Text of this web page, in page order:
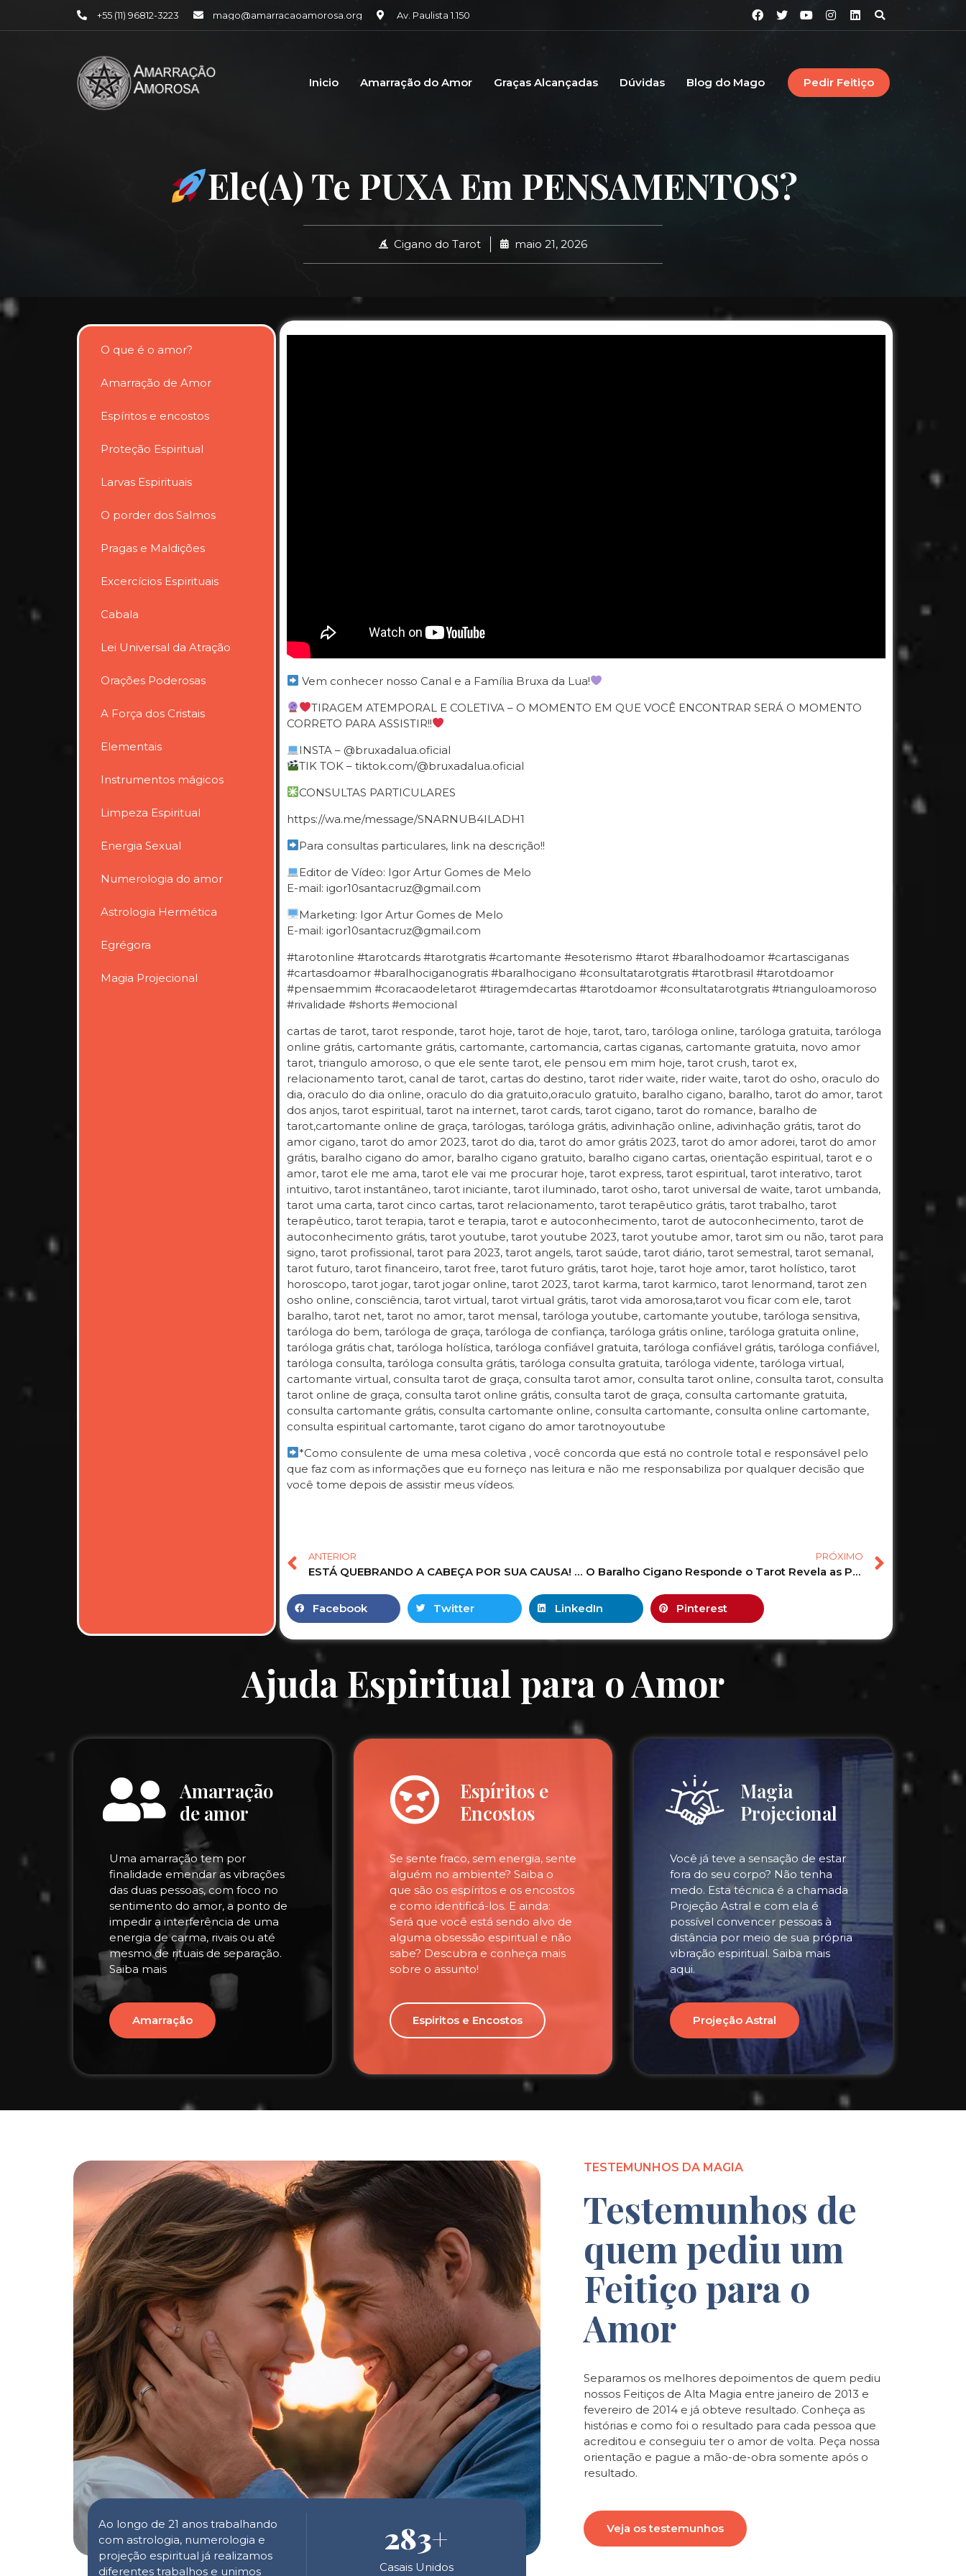
+55 (11) 96812-3223 mago@amarracaoamorosa.org Av. Paulista 1.150
Inicio Amarração do Amor Graças Alcançadas Dúvidas Blog do Mago Pedir Feitiço
Ele(a) Te PUXA Em PENSAMENTOS?
Cigano do Tarot maio 21, 2026
O que é o amor?
Amarração de Amor
Espíritos e encostos
Proteção Espiritual
Larvas Espirituais
O porder dos Salmos
Pragas e Maldições
Excercícios Espirituais
Cabala
Lei Universal da Atração
Orações Poderosas
A Força dos Cristais
Elementais
Instrumentos mágicos
Limpeza Espiritual
Energia Sexual
Numerologia do amor
Astrologia Hermética
Egrégora
Magia Projecional
Vem conhecer nosso Canal e a Família Bruxa da Lua!
TIRAGEM ATEMPORAL E COLETIVA – O MOMENTO EM QUE VOCÊ ENCONTRAR SERÁ O MOMENTO
CORRETO PARA ASSISTIR!!
INSTA – @bruxadalua.oficial
TIK TOK – tiktok.com/@bruxadalua.oficial
CONSULTAS PARTICULARES
https://wa.me/message/SNARNUB4ILADH1
Para consultas particulares, link na descrição!!
Editor de Vídeo: Igor Artur Gomes de Melo
E-mail: igor10santacruz@gmail.com
Marketing: Igor Artur Gomes de Melo
E-mail: igor10santacruz@gmail.com
#tarotonline #tarotcards #tarotgratis #cartomante #esoterismo #tarot #baralhodoamor #cartasciganas
#cartasdoamor #baralhociganogratis #baralhocigano #consultatarotgratis #tarotbrasil #tarotdoamor
#pensaemmim #coracaodeletarot #tiragemdecartas #tarotdoamor #consultatarotgratis #trianguloamoroso
#rivalidade #shorts #emocional
cartas de tarot, tarot responde, tarot hoje, tarot de hoje, tarot, taro, taróloga online, taróloga gratuita, taróloga
online grátis, cartomante grátis, cartomante, cartomancia, cartas ciganas, cartomante gratuita, novo amor
tarot, triangulo amoroso, o que ele sente tarot, ele pensou em mim hoje, tarot crush, tarot ex,
relacionamento tarot, canal de tarot, cartas do destino, tarot rider waite, rider waite, tarot do osho, oraculo do
dia, oraculo do dia online, oraculo do dia gratuito,oraculo gratuito, baralho cigano, baralho, tarot do amor, tarot
dos anjos, tarot espiritual, tarot na internet, tarot cards, tarot cigano, tarot do romance, baralho de
tarot,cartomante online de graça, tarólogas, taróloga grátis, adivinhação online, adivinhação grátis, tarot do
amor cigano, tarot do amor 2023, tarot do dia, tarot do amor grátis 2023, tarot do amor adorei, tarot do amor
grátis, baralho cigano do amor, baralho cigano gratuito, baralho cigano cartas, orientação espiritual, tarot e o
amor, tarot ele me ama, tarot ele vai me procurar hoje, tarot express, tarot espiritual, tarot interativo, tarot
intuitivo, tarot instantâneo, tarot iniciante, tarot iluminado, tarot osho, tarot universal de waite, tarot umbanda,
tarot uma carta, tarot cinco cartas, tarot relacionamento, tarot terapêutico grátis, tarot trabalho, tarot
terapêutico, tarot terapia, tarot e terapia, tarot e autoconhecimento, tarot de autoconhecimento, tarot de
autoconhecimento grátis, tarot youtube, tarot youtube 2023, tarot youtube amor, tarot sim ou não, tarot para
signo, tarot profissional, tarot para 2023, tarot angels, tarot saúde, tarot diário, tarot semestral, tarot semanal,
tarot futuro, tarot financeiro, tarot free, tarot futuro grátis, tarot hoje, tarot hoje amor, tarot holístico, tarot
horoscopo, tarot jogar, tarot jogar online, tarot 2023, tarot karma, tarot karmico, tarot lenormand, tarot zen
osho online, consciência, tarot virtual, tarot virtual grátis, tarot vida amorosa,tarot vou ficar com ele, tarot
baralho, tarot net, tarot no amor, tarot mensal, taróloga youtube, cartomante youtube, taróloga sensitiva,
taróloga do bem, taróloga de graça, taróloga de confiança, taróloga grátis online, taróloga gratuita online,
taróloga grátis chat, taróloga holística, taróloga confiável gratuita, taróloga confiável grátis, taróloga confiável,
taróloga consulta, taróloga consulta grátis, taróloga consulta gratuita, taróloga vidente, taróloga virtual,
cartomante virtual, consulta tarot de graça, consulta tarot amor, consulta tarot online, consulta tarot, consulta
tarot online de graça, consulta tarot online grátis, consulta tarot de graça, consulta cartomante gratuita,
consulta cartomante grátis, consulta cartomante online, consulta cartomante, consulta online cartomante,
consulta espiritual cartomante, tarot cigano do amor tarotnoyoutube
*Como consulente de uma mesa coletiva , você concorda que está no controle total e responsável pelo
que faz com as informações que eu forneço nas leitura e não me responsabiliza por qualquer decisão que
você tome depois de assistir meus vídeos.
ANTERIOR
ESTÁ QUEBRANDO A CABEÇA POR SUA CAUSA! #tarot
PRÓXIMO
O Baralho Cigano Responde o Tarot Revela as Previsões pra você! #tarot #tarotonline #tarotreading 99
Facebook Twitter LinkedIn Pinterest
Ajuda Espiritual para o Amor
Amarração
de amor
Uma amarração tem por
finalidade emendar as vibrações
das duas pessoas, com foco no
sentimento do amor, a ponto de
impedir a interferência de uma
energia de carma, rivais ou até
mesmo de rituais de separação.
Saiba mais
Amarração
Espíritos e
Encostos
Se sente fraco, sem energia, sente
alguém no ambiente? Saiba o
que são os espíritos e os encostos
e como identificá-los. E ainda:
Será que você está sendo alvo de
alguma obsessão espiritual e não
sabe? Descubra e conheça mais
sobre o assunto!
Espiritos e Encostos
Magia
Projecional
Você já teve a sensação de estar
fora do seu corpo? Não tenha
medo. Esta técnica é a chamada
Projeção Astral e com ela é
possível convencer pessoas à
distância por meio de sua própria
vibração espiritual. Saiba mais
aqui.
Projeção Astral
Ao longo de 21 anos trabalhando
com astrologia, numerologia e
projeção espiritual já realizamos
diferentes trabalhos e unimos
283+
Casais Unidos
TESTEMUNHOS DA MAGIA
Testemunhos de
quem pediu um
Feitiço para o
Amor
Separamos os melhores depoimentos de quem pediu
nossos Feitiços de Alta Magia entre janeiro de 2013 e
fevereiro de 2014 e já obteve resultado. Conheça as
histórias e como foi o resultado para cada pessoa que
acreditou e conseguiu ter o amor de volta. Peça nossa
orientação e pague a mão-de-obra somente após o
resultado.
Veja os testemunhos